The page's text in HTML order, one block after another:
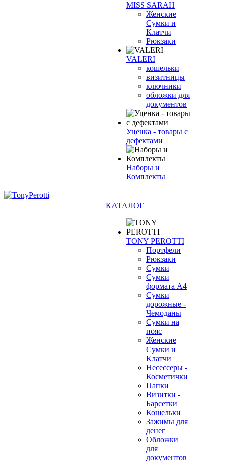
MISS SARAH
Женские
Сумки и
Клатчи
Рюкзаки
VALERI
кошельки
визитницы
ключники
обложки для
документов
Уценка - товары с
дефектами
Наборы и
Комплекты
КАТАЛОГ
TONY PEROTTI
Портфели
Рюкзаки
Сумки
Сумки
формата А4
Сумки
дорожные -
Чемоданы
Сумки на
пояс
Женские
Сумки и
Клатчи
Несессеры -
Косметички
Папки
Визитки -
Барсетки
Кошельки
Зажимы для
денег
Обложки
для
документов